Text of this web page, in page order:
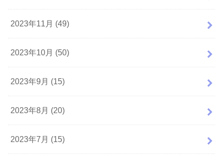
2023年11月 (49)
2023年10月 (50)
2023年9月 (15)
2023年8月 (20)
2023年7月 (15)